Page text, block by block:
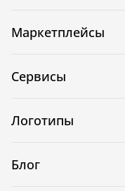
Маркетплейсы
Сервисы
Логотипы
Блог